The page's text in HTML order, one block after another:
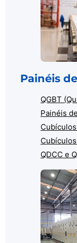
Painéis
QGBT
Painéis
QDCC e